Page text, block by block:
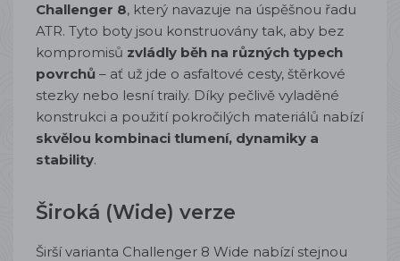
Challenger 8, který navazuje na úspěšnou řadu
ATR. Tyto boty jsou konstruovány tak, aby bez
kompromisů zvládly běh na různých typech
povrchů – ať už jde o asfaltové cesty, štěrkové
stezky nebo lesní traily. Díky pečlivě vyladěné
konstrukci a použití pokročilých materiálů nabízí
skvělou kombinaci tlumení, dynamiky a
stability.
Široká (Wide) verze
Širší varianta Challenger 8 Wide nabízí stejnou